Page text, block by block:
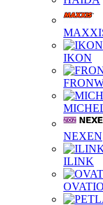
IKON
NEXEN
ILINK